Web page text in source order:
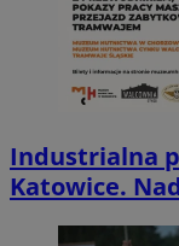
Industrialna
Katowice.